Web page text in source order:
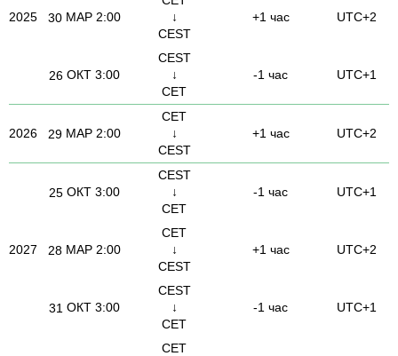
2025 30 МАР 2:00
↓
CEST
+1 час UTC+2
26 ОКТ 3:00
CEST
↓
CET
-1 час UTC+1
2026 29 МАР 2:00
CET
↓
CEST
+1 час UTC+2
25 ОКТ 3:00
CEST
↓
CET
-1 час UTC+1
2027 28 МАР 2:00
CET
↓
CEST
+1 час UTC+2
31 ОКТ 3:00
CEST
↓
CET
-1 час UTC+1
CET